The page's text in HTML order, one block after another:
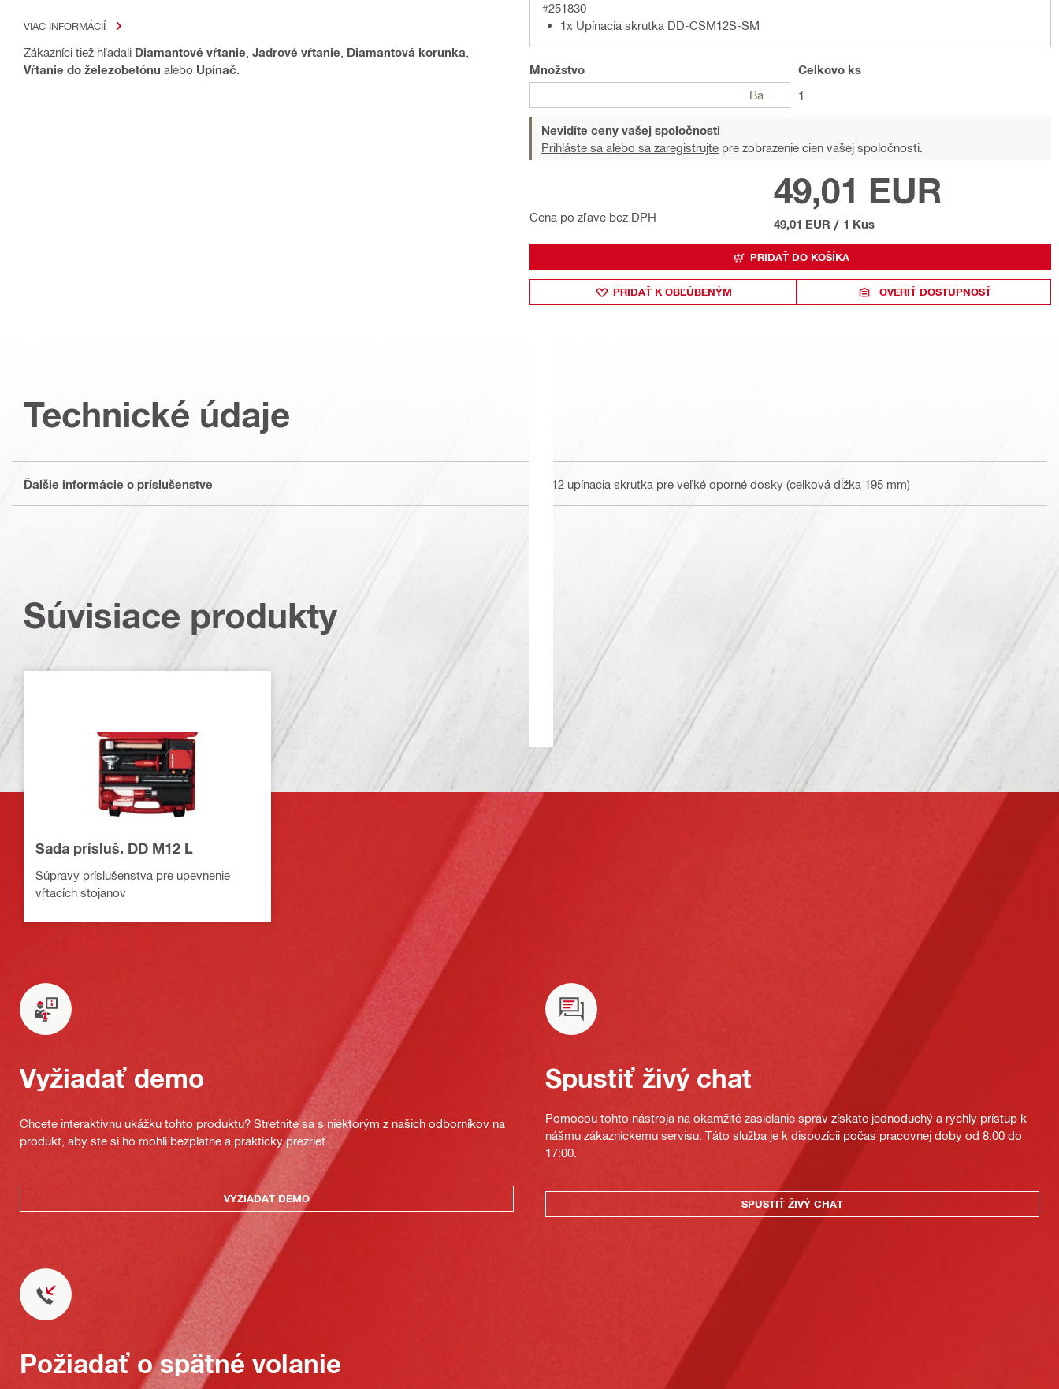
VIAC INFORMÁCIÍ
Zákazníci tiež hľadali Diamantové vŕtanie Jadrové vŕtanie Diamantová korunka
Vŕtanie do železobetónu alebo Upínač
#251830
1x Upínacia skrutka DD-CSM12S-SM
Množstvo
Celkovo ks
1
Nevidíte ceny vašej spoločnosti
Prihláste sa alebo sa zaregistrujte pre zobrazenie cien vašej spoločnosti.
Cena po zľave bez DPH
49,01 EUR
49,01 EUR / 1 Kus
PRIDAŤ DO KOŠÍKA
PRIDAŤ K OBĽÚBENÝM OVERIŤ DOSTUPNOSŤ
Technické údaje
Ďalšie informácie o príslušenstve M12 upínacia skrutka pre veľké oporné dosky (celková dĺžka 195 mm)
Súvisiace produkty
Sada prísluš. DD M12 L
Súpravy príslušenstva pre upevnenie
vŕtacích stojanov
Vyžiadať demo
Chcete interaktívnu ukážku tohto produktu? Stretnite sa s niektorým z našich odborníkov na
produkt, aby ste si ho mohli bezplatne a prakticky prezrieť.
VYŽIADAŤ DEMO
Spustiť živý chat
Pomocou tohto nástroja na okamžité zasielanie správ získate jednoduchý a rýchly prístup k
nášmu zákazníckemu servisu. Táto služba je k dispozícii počas pracovnej doby od 8:00 do
17:00.
SPUSTIŤ ŽIVÝ CHAT
Požiadať o spätné volanie